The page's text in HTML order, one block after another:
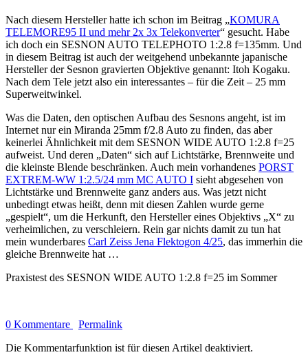
Nach diesem Hersteller hatte ich schon im Beitrag „KOMURA
TELEMORE95 II und mehr 2x 3x Telekonverter“ gesucht. Habe
ich doch ein SESNON AUTO TELEPHOTO 1:2.8 f=135mm. Und
in diesem Beitrag ist auch der weitgehend unbekannte japanische
Hersteller der Sesnon gravierten Objektive genannt: Itoh Kogaku.
Nach dem Tele jetzt also ein interessantes – für die Zeit – 25 mm
Superweitwinkel.
Was die Daten, den optischen Aufbau des Sesnons angeht, ist im
Internet nur ein Miranda 25mm f/2.8 Auto zu finden, das aber
keinerlei Ähnlichkeit mit dem SESNON WIDE AUTO 1:2.8 f=25
aufweist. Und deren „Daten“ sich auf Lichtstärke, Brennweite und
die kleinste Blende beschränken. Auch mein vorhandenes PORST
EXTREM-WW 1:2.5/24 mm MC AUTO I sieht abgesehen von
Lichtstärke und Brennweite ganz anders aus. Was jetzt nicht
unbedingt etwas heißt, denn mit diesen Zahlen wurde gerne
„gespielt“, um die Herkunft, den Hersteller eines Objektivs „X“ zu
verheimlichen, zu verschleiern. Rein gar nichts damit zu tun hat
mein wunderbares Carl Zeiss Jena Flektogon 4/25, das immerhin die
gleiche Brennweite hat …
Praxistest des SESNON WIDE AUTO 1:2.8 f=25 im Sommer
0 Kommentare
Permalink
Die Kommentarfunktion ist für diesen Artikel deaktiviert.